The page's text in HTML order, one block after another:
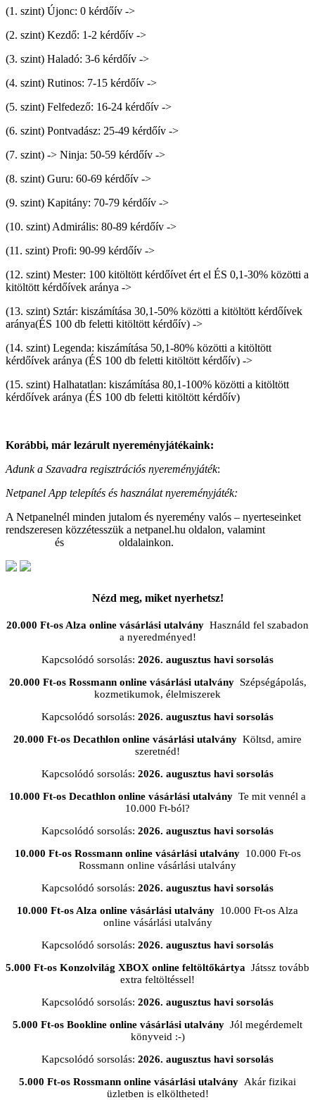
(1. szint) Újonc: 0 kérdőív ->
(2. szint) Kezdő: 1-2 kérdőív ->
(3. szint) Haladó: 3-6 kérdőív ->
(4. szint) Rutinos: 7-15 kérdőív ->
(5. szint) Felfedező: 16-24 kérdőív ->
(6. szint) Pontvadász: 25-49 kérdőív ->
(7. szint) -> Ninja: 50-59 kérdőív ->
(8. szint) Guru: 60-69 kérdőív ->
(9. szint) Kapitány: 70-79 kérdőív ->
(10. szint) Admirális: 80-89 kérdőív ->
(11. szint) Profi: 90-99 kérdőív ->
(12. szint) Mester: 100 kitöltött kérdőívet ért el ÉS 0,1-30% közötti a
kitöltött kérdőívek aránya ->
(13. szint) Sztár: kiszámítása 30,1-50% közötti a kitöltött kérdőívek
aránya(ÉS 100 db feletti kitöltött kérdőív) ->
(14. szint) Legenda: kiszámítása 50,1-80% közötti a kitöltött
kérdőívek aránya (ÉS 100 db feletti kitöltött kérdőív) ->
(15. szint) Halhatatlan: kiszámítása 80,1-100% közötti a kitöltött
kérdőívek aránya (ÉS 100 db feletti kitöltött kérdőív)
Korábbi, már lezárult nyereményjátékaink:
Adunk a Szavadra regisztrációs nyereményjáték:
Netpanel App telepítés és használat nyereményjáték:
A Netpanelnél minden jutalom és nyeremény valós – nyerteseinket
rendszeresen közzétesszük a netpanel.hu oldalon, valamint
és oldalainkon.
Nézd meg, miket nyerhetsz!
20.000 Ft-os Alza online vásárlási utalvány Használd fel szabadon
a nyeredményed!
Kapcsolódó sorsolás: 2026. augusztus havi sorsolás
20.000 Ft-os Rossmann online vásárlási utalványSzépségápolás,
kozmetikumok, élelmiszerek
Kapcsolódó sorsolás: 2026. augusztus havi sorsolás
20.000 Ft-os Decathlon online vásárlási utalvány Költsd, amire
szeretnéd!
Kapcsolódó sorsolás: 2026. augusztus havi sorsolás
10.000 Ft-os Decathlon online vásárlási utalvány Te mit vennél a
10.000 Ft-ból?
Kapcsolódó sorsolás: 2026. augusztus havi sorsolás
10.000 Ft-os Rossmann online vásárlási utalvány10.000 Ft-os
Rossmann online vásárlási utalvány
Kapcsolódó sorsolás: 2026. augusztus havi sorsolás
10.000 Ft-os Alza online vásárlási utalvány 10.000 Ft-os Alza
online vásárlási utalvány
Kapcsolódó sorsolás: 2026. augusztus havi sorsolás
5.000 Ft-os Konzolvilág XBOX online feltöltőkártya Játssz tovább
extra feltöltéssel!
Kapcsolódó sorsolás: 2026. augusztus havi sorsolás
5.000 Ft-os Bookline online vásárlási utalvány Jól megérdemelt
könyveid :-)
Kapcsolódó sorsolás: 2026. augusztus havi sorsolás
5.000 Ft-os Rossmann online vásárlási utalvány Akár fizikai
üzletben is elköltheted!